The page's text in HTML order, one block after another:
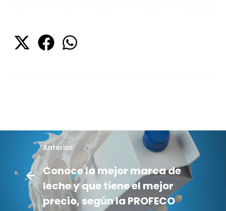
Anterior
Conoce la mejor marca de
leche y que tiene el mejor
precio, según la PROFECO